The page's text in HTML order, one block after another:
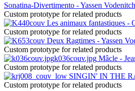
Sonatina-Divertimento - Yassen
Custom prototype for related products
Les animaux fantastiques -
Custom prototype for related products
Deux Ragtimes - Yassen
Custom prototype for related products
k036couv.jpg Mâcle -
Custom prototype for related products
SINGIN' IN THE
Custom prototype for related products